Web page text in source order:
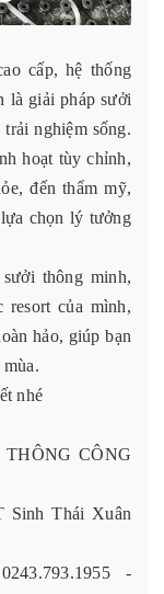
cấp, hệ thống
là giải pháp sưởi
nghiệm sống.
hoạt tùy chỉnh,
đến thẩm mỹ,
chọn lý tưởng
thông minh,
resort của mình,
hảo, giúp bạn
nhé
CÔNG
Sinh Thái Xuân
-